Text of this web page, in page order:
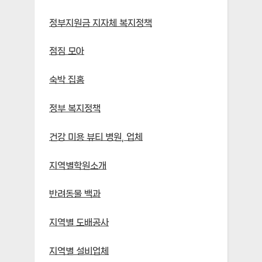
정부지원금 지자체 복지정책
점짐 모아
숙박 집홈
정부 복지정책
건강 미용 뷰티 병원, 업체
지역별학원소개
반려동물 백과
지역별 도배공사
지역별 설비업체